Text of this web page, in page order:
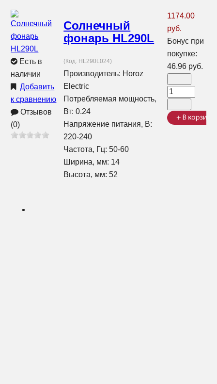
Есть в
наличии
Добавить
к сравнению
Отзывов
(0)
Солнечный
фонарь HL290L
(Код: HL290L024)
Производитель: Horoz
Electric
Потребляемая мощность,
Вт: 0.24
Напряжение питания, В:
220-240
Частота, Гц: 50-60
Ширина, мм: 14
Высота, мм: 52
1174.00
руб.
Бонус при
покупке:
46.96 руб.